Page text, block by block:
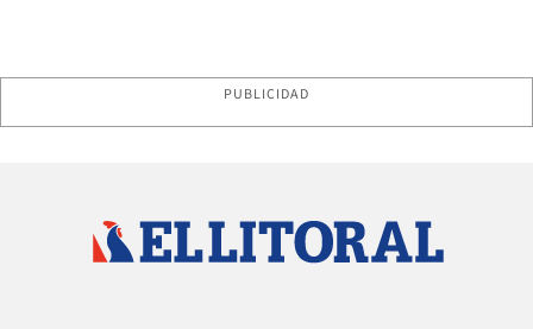
PUBLICIDAD